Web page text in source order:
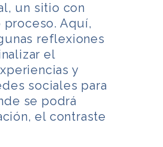
un sitio con
Aquí,
reflexiones
el
y
sociales para
se podrá
el contraste